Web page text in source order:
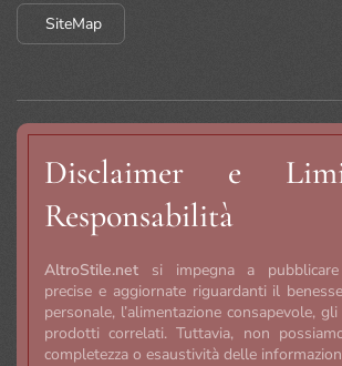
SiteMap
Disclaimer e
Responsabilità
AltroStile.net si impegna a pubblicare
precise e aggiornate riguardanti il
personale, l’alimentazione consapevole,
prodotti correlati. Tuttavia, non
completezza o esaustività delle